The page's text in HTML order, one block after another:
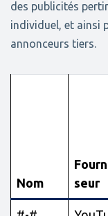
des publicités
individuel, et ainsi
annonceurs tiers.
Nom
seur